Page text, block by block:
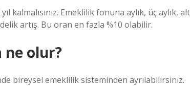
kalmalısınız. Emeklilik fonuna aylık, üç aylık,
artış. Bu oran en fazla %10 olabilir.
ne olur?
bireysel emeklilik sisteminden ayrılabilirsiniz.